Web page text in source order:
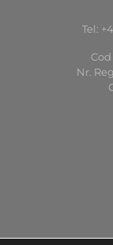
Tel:
Nr.